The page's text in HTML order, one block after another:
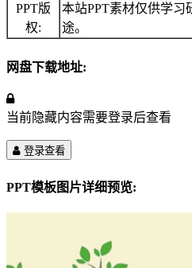
PPT版
权:
本站PPT素材仅供学习
途。
网盘下载地址:
当前隐藏内容需要登录后查看
登录查看
PPT模板图片详细预览: